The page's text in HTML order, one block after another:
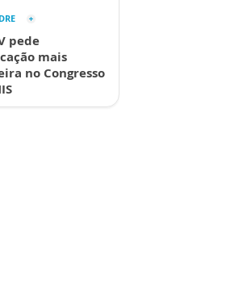
pede
mais
no Congresso